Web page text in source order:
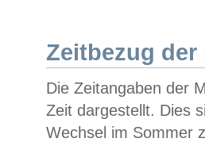
Zeitbezug der
Die Zeitangaben der
Zeit dargestellt. Dies
Wechsel im Sommer